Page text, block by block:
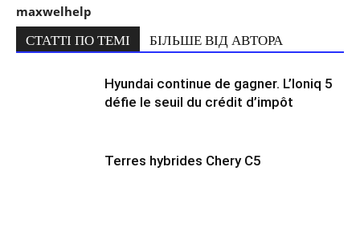
maxwelhelp
СТАТТІ ПО ТЕМІ БІЛЬШЕ ВІД АВТОРА
Hyundai continue de gagner. L’Ioniq 5
défie le seuil du crédit d’impôt
Terres hybrides Chery C5